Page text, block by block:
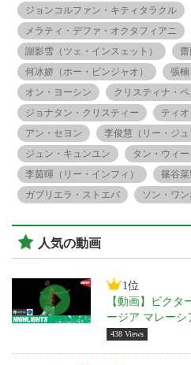
ジョンコルファン・キティタラクル
メラティ・デファ・オクタフィアニ
謝影雪（ツェ・インスェット）
何冰娇（ホー・ビンジャオ）
張楠
オン・ヨーシン
クリスティナ・
ジョナタン・クリスティー
ティ
アン・セヨン
李俊慧（リー・ジュ
ジュン・キュンユン
タン・ウィ
李茵暉（リー・インフィ）
篠谷菜
ガブリエラ・ストエバ
ソン・ワン
人気の動画
1位
【動画】ビクタ
ージア マレーシ
438 Views